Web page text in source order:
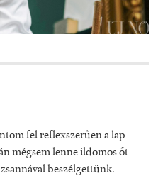
fel reflexszerűen a lap
mégsem lenne ildomos őt
beszélgettünk.